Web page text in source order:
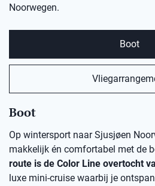
Noorwegen.
Boot
Boot
Op wintersport naar Sjusjøen
makkelijk én comfortabel met de
route is de Color Line overtocht
luxe mini-cruise waarbij je